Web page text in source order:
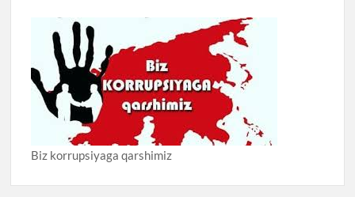
Biz korrupsiyaga qarshimiz